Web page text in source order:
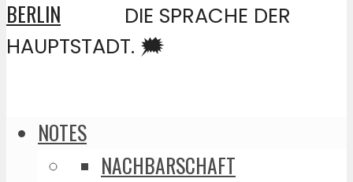
DIE SPRACHE DER
HAUPTSTADT. 🗯️
NOTES
NACHBARSCHAFT